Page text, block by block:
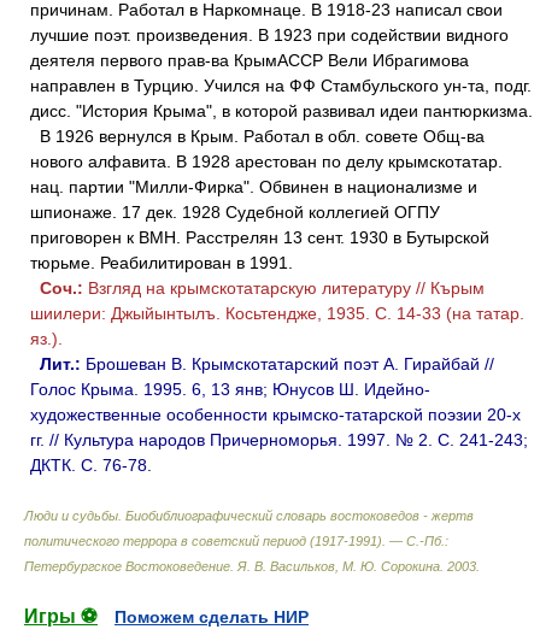
причинам. Работал в Наркомнаце. В 1918-23 написал свои
лучшие поэт. произведения. В 1923 при содействии видного
деятеля первого прав-ва КрымАССР Вели Ибрагимова
направлен в Турцию. Учился на ФФ Стамбульского ун-та, подг.
дисс. "История Крыма", в которой развивал идеи пантюркизма.
В 1926 вернулся в Крым. Работал в обл. совете Общ-ва
нового алфавита. В 1928 арестован по делу крымскотатар.
нац. партии "Милли-Фирка". Обвинен в национализме и
шпионаже. 17 дек. 1928 Судебной коллегией ОГПУ
приговорен к ВМН. Расстрелян 13 сент. 1930 в Бутырской
тюрьме. Реабилитирован в 1991.
Соч.: Взгляд на крымскотатарскую литературу // Кърым
шиилери: Джыйынтылъ. Косьтендже, 1935. С. 14-33 (на татар.
яз.).
Лит.: Брошеван В. Крымскотатарский поэт А. Гирайбай //
Голос Крыма. 1995. 6, 13 янв; Юнусов Ш. Идейно-
художественные особенности крымско-татарской поэзии 20-х
гг. // Культура народов Причерноморья. 1997. № 2. С. 241-243;
ДКТК. С. 76-78.
Люди и судьбы. Биобиблиографический словарь востоковедов - жертв
политического террора в советский период (1917-1991). — С.-Пб.:
Петербургское Востоковедение Я. В. Васильков, М. Ю. Сорокина 2003
Игры ⚽
Поможем сделать НИР